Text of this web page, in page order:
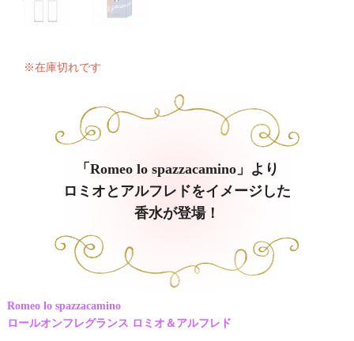
※在庫切れです
「Romeo lo spazzacamino」より
ロミオとアルフレドをイメージした
香水が登場！
Romeo lo spazzacamino
ロールオンフレグランス ロミオ＆アルフレド